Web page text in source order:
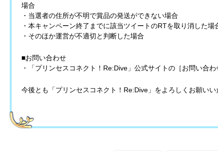
場合
・当選者の住所が不明で賞品の発送ができない場合
・本キャンペーン終了までに該当ツイートのRTを取り消した場
・そのほか運営が不適切と判断した場合
■お問い合わせ
・「プリンセスコネクト！Re:Dive」公式サイトの［お問い合
今後とも「プリンセスコネクト！Re:Dive」をよろしくお願いい